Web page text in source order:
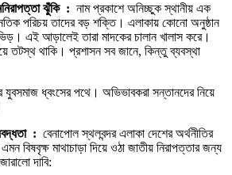
ঝুঁকি : নাম প্রকাশে অনিচ্ছুক স্থানীয় এক
পরিচয় তাদের বড় শক্তি। এলাকায় কোনো অনুষ্ঠান
এই আড়ালেই তারা মাদকের চালান খালাস করে।
তটস্থ থাকি। প্রশাসন সব জানে, কিন্তু ব্যবস্থা
ধ্বংসের পথে। অভিভাবকরা সন্তানদের নিয়ে
: বেনাপোল স্থলবন্দর এলাকা দেশের অর্থনীতির
বিষবৃক্ষ মাথাচাড়া দিয়ে ওঠা জাতীয় নিরাপত্তার জন্য
দাবি: